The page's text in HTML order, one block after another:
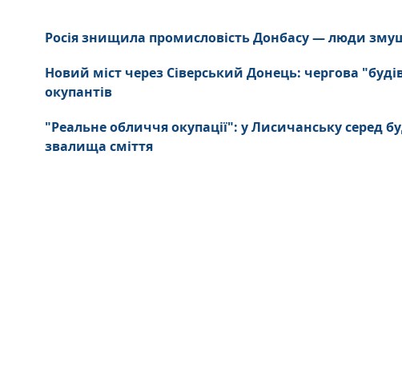
Росія знищила промисловість Донбасу — люди
Новий міст через Сіверський Донець: чергова
окупантів
"Реальне обличчя окупації": у Лисичанську серед
звалища сміття